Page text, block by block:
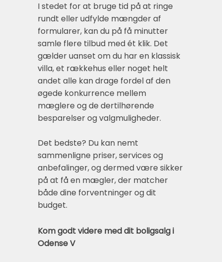
I stedet for at bruge tid på at ringe
rundt eller udfylde mængder af
formularer, kan du på få minutter
samle flere tilbud med ét klik. Det
gælder uanset om du har en klassisk
villa, et rækkehus eller noget helt
andet alle kan drage fordel af den
øgede konkurrence mellem
mæglere og de dertilhørende
besparelser og valgmuligheder.
Det bedste? Du kan nemt
sammenligne priser, services og
anbefalinger, og dermed være sikker
på at få en mægler, der matcher
både dine forventninger og dit
budget.
Kom godt videre med dit boligsalg i
Odense V